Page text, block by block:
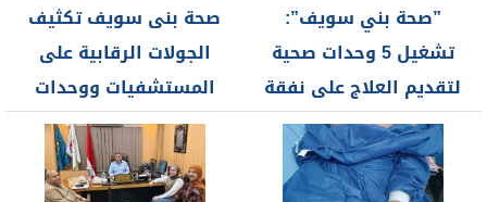
”صحة بني سويف”:
تشغيل 5 وحدات صحية
لتقديم العلاج على نفقة
الدولة...
صحة بنى سويف تكثيف
الجولات الرقابية على
المستشفيات ووحدات
الرعاية للأرتقاء بجودة...